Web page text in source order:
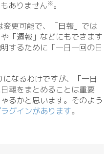
ありません※。
更可能で、「日報」では
「週報」などにもできます
するために「一日一回の日
なるわけですが、「一日
報をまとめることは重要
るかと思います。そのよう
グインがあります。